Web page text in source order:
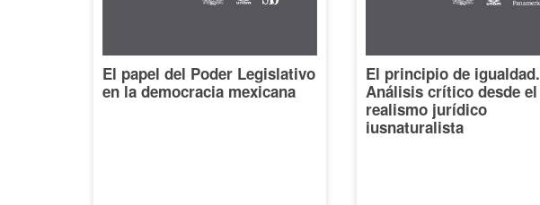
El papel del Poder Legislativo
en la democracia mexicana
El principio de igualdad.
Análisis crítico desde el
realismo jurídico
iusnaturalista